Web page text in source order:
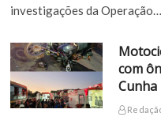
investigações da Operação…
com
Cunha